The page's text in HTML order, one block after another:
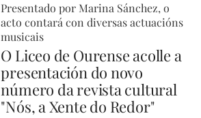
Presentado por Marina Sánchez, o
acto contará con diversas actuacións
musicais
O Liceo de Ourense acolle a
presentación do novo
número da revista cultural
"Nós, a Xente do Redor"